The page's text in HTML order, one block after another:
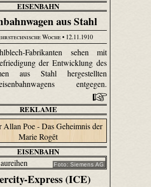
EISENBAHN
aus Stahl
Woche• 12.11.1910
Fabrikanten sehen mit
der Entwicklung des
aus Stahl hergestellten
entgegen.
REKLAME
EISENBAHN
Foto: Siemens AG
Express (ICE)